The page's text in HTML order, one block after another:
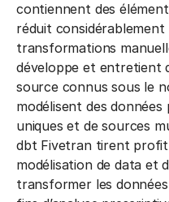
contiennent des
réduit considérablement
transformations
développe et entretient
source connus sous le
modélisent des
uniques et de sources
dbt Fivetran tirent profit
modélisation de data et
transformer les